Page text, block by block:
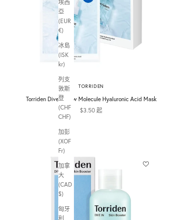
埃西
亞
(EUR
€)
冰島
(ISK
kr)
列支
敦斯
登
(CHF
CHF)
加彭
(XOF
Fr)
加拿
大
(CAD
$)
匈牙
利
TORRIDEN
Torriden Dive-in Low Molecule Hyaluronic Acid Mask
促銷價
$3.50 起